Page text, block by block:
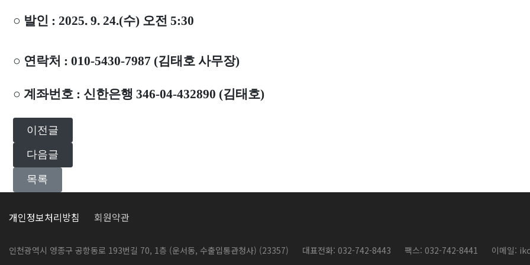
○ 발인 : 2025. 9. 24.(수) 오전 5:30
○ 연락처 : 010-5430-7987 (김태호 사무장)
○ 계좌번호 : 신한은행 346-04-432890 (김태호)
이전글
다음글
목록
개인정보처리방침 회원약관
인천광역시 영종구 공항동로 193번길 70, 1층 (운서동, 수출입통관청사) (23357) 대표전화: 032-742-8443 팩스: 032-742-8441 이메일: